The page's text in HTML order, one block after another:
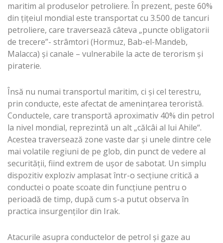
maritim al produselor petroliere. În prezent, peste 60%
din ţiţeiul mondial este transportat cu 3.500 de tancuri
petroliere, care traversează câteva „puncte obligatorii
de trecere”- strâmtori (Hormuz, Bab-el-Mandeb,
Malacca) şi canale – vulnerabile la acte de terorism şi
piraterie.
Însă nu numai transportul maritim, ci şi cel terestru,
prin conducte, este afectat de ameninţarea teroristă.
Conductele, care transportă aproximativ 40% din petrol
la nivel mondial, reprezintă un alt „călcâi al lui Ahile“.
Acestea traversează zone vaste dar şi unele dintre cele
mai volatile regiuni de pe glob, din punct de vedere al
securităţii, fiind extrem de uşor de sabotat. Un simplu
dispozitiv exploziv amplasat într-o secţiune critică a
conductei o poate scoate din funcţiune pentru o
perioadă de timp, după cum s-a putut observa în
practica insurgenţilor din Irak.
Atacurile asupra conductelor de petrol şi gaze au